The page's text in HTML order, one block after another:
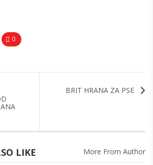
0
BRIT HRANA ZA PSE
LIKE More From Author